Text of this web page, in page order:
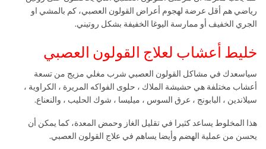
رياضي هم أقل عرضة لهجوم أعراض القولون العصبي، كم بالمشي او
الجري الخفيف أو ممارسة اليوغا الخفيفة بشكل روتيني.
خليط أعشاب لعلاج القولون العصبي
سياسعدك في مشاكل القولون العصبي شرب مغلي مزيج من تسعة
أعشاب مختلفة هي حشيشة الملاك ، حلوى الفواكه المريرة ، الكراوية ،
سيلاندين ، البابونج ، عرق السوس ، ميليسا ، شوك الحليب ، والنعناع.
هذا المخلوط يساعد كثيرا في تقليل الغاز وحمض المعدة، كما يمكن أن
يحسن من عملية الهضم وأيضا يساهم في علاج القولون العصبي.